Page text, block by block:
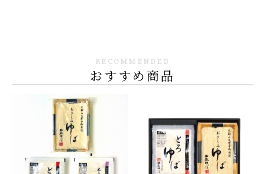
RECOMMENDED
おすすめ商品